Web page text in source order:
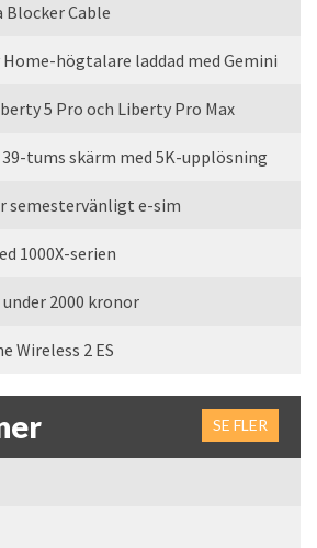
Blocker Cable
högtalare laddad med Gemini
5 Pro och Liberty Pro Max
tums skärm med 5K-upplösning
semestervänligt e-sim
1000X-serien
2000 kronor
Wireless 2 ES
SE FLER